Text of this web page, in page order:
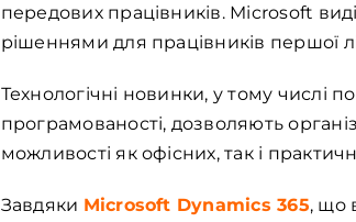
передових працівників. Microsoft
рішеннями для працівників першої
Технологічні новинки, у тому числі
програмованості, дозволяють
можливості як офісних, так і
Завдяки Microsoft Dynamics 365, що